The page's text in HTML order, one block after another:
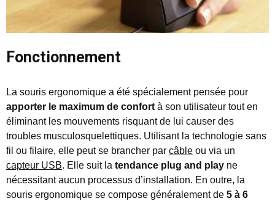
Fonctionnement
La souris ergonomique a été spécialement pensée pour
apporter le maximum de confortà son utilisateur tout en
éliminant les mouvements risquant de lui causer des
troubles musculosquelettiques. Utilisant la technologie sans
fil ou filaire, elle peut se brancher par câble ou via un
capteur USB. Elle suit la tendance plug and play ne
nécessitant aucun processus d’installation. En outre, la
souris ergonomique se compose généralement de 5 à 6